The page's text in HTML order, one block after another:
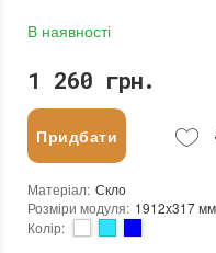
В наявності
1 260 грн.
Придбати
Матеріал: Скло
Розміри модуля: 1912x317 мм
Колір: